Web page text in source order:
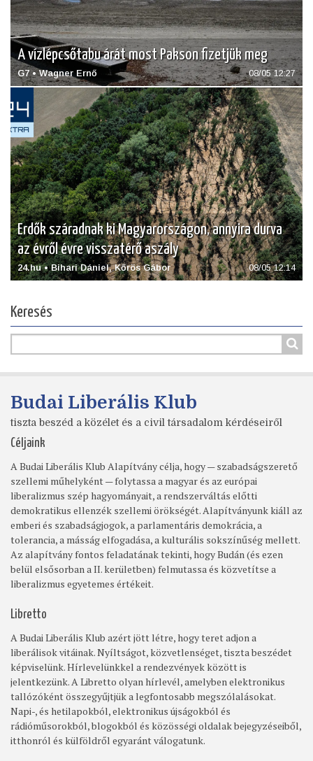
A vízlépcsőtabu árát most Pakson fizetjük meg
G7 • Wagner Ernő 08/05 12:27
Erdők száradnak ki Magyarországon, annyira durva
az évről évre visszatérő aszály
24.hu • Bihari Dániel, Kőrös Gábor 08/05 12:14
Keresés
Budai Liberális Klub
tiszta beszéd a közélet és a civil társadalom kérdéseiről
Céljaink
A Budai Liberális Klub Alapítvány célja, hogy — szabadságszerető
szellemi műhelyként — folytassa a magyar és az európai
liberalizmus szép hagyományait, a rendszerváltás előtti
demokratikus ellenzék szellemi örökségét. Alapítványunk kiáll az
emberi és szabadságjogok, a parlamentáris demokrácia, a
tolerancia, a másság elfogadása, a kulturális sokszínűség mellett.
Az alapítvány fontos feladatának tekinti, hogy Budán (és ezen
belül elsősorban a II. kerületben) felmutassa és közvetítse a
liberalizmus egyetemes értékeit.
Libretto
A Budai Liberális Klub azért jött létre, hogy teret adjon a
liberálisok vitáinak. Nyíltságot, közvetlenséget, tiszta beszédet
képviselünk. Hírlevelünkkel a rendezvények között is
jelentkezünk. A Libretto olyan hírlevél, amelyben elektronikus
tallózóként összegyűjtjük a legfontosabb megszólalásokat.
Napi-, és hetilapokból, elektronikus újságokból és
rádióműsorokból, blogokból és közösségi oldalak bejegyzéseiből,
itthonról és külföldről egyaránt válogatunk.